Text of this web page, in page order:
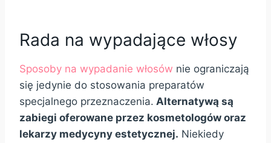
Rada na wypadające włosy
Sposoby na wypadanie włosów nie ograniczają
się jedynie do stosowania preparatów
specjalnego przeznaczenia. Alternatywą są
zabiegi oferowane przez kosmetologów oraz
lekarzy medycyny estetycznej. Niekiedy